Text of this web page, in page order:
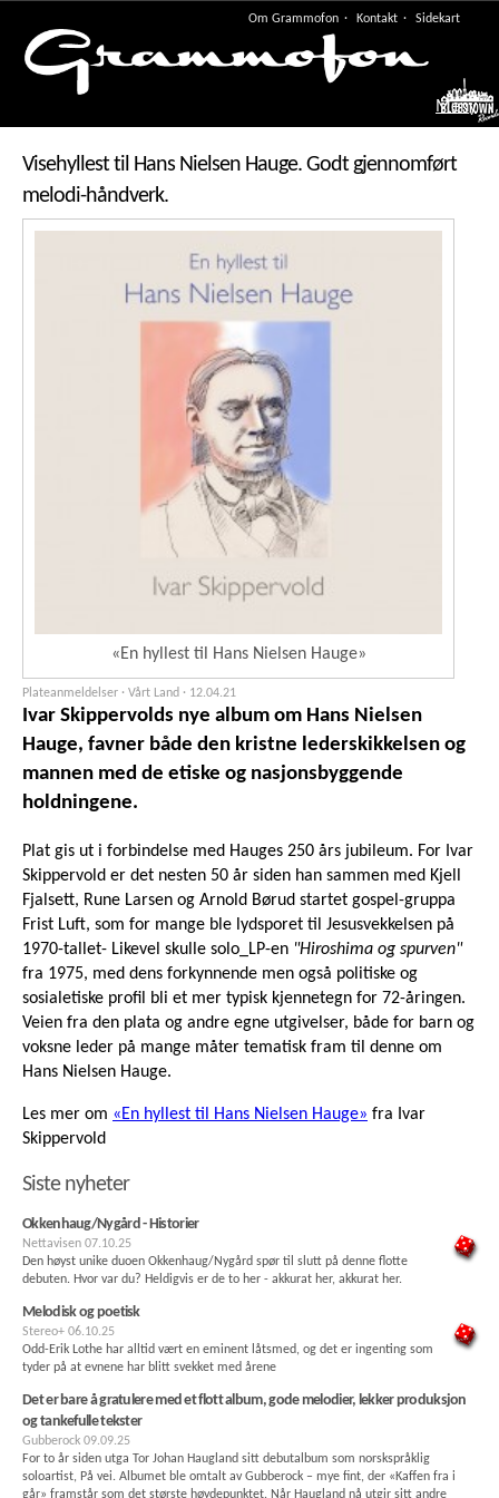
Om Grammofon Kontakt Sidekart
Meny
Visehyllest til Hans Nielsen Hauge. Godt gjennomført
melodi-håndverk.
«En hyllest til Hans Nielsen Hauge»
Plateanmeldelser · Vårt Land · 12.04.21
Ivar Skippervolds nye album om Hans Nielsen
Hauge, favner både den kristne lederskikkelsen og
mannen med de etiske og nasjonsbyggende
holdningene.
Plat gis ut i forbindelse med Hauges 250 års jubileum. For Ivar
Skippervold er det nesten 50 år siden han sammen med Kjell
Fjalsett, Rune Larsen og Arnold Børud startet gospel-gruppa
Frist Luft, som for mange ble lydsporet til Jesusvekkelsen på
1970-tallet- Likevel skulle solo_LP-en "Hiroshima og spurven"
fra 1975, med dens forkynnende men også politiske og
sosialetiske profil bli et mer typisk kjennetegn for 72-åringen.
Veien fra den plata og andre egne utgivelser, både for barn og
voksne leder på mange måter tematisk fram til denne om
Hans Nielsen Hauge.
Les mer om «En hyllest til Hans Nielsen Hauge» fra Ivar
Skippervold
Siste nyheter
Okkenhaug/Nygård - Historier
Nettavisen 07.10.25
Den høyst unike duoen Okkenhaug/Nygård spør til slutt på denne flotte
debuten. Hvor var du? Heldigvis er de to her - akkurat her, akkurat her.
Melodisk og poetisk
Stereo+ 06.10.25
Odd-Erik Lothe har alltid vært en eminent låtsmed, og det er ingenting som
tyder på at evnene har blitt svekket med årene
Det er bare å gratulere med et flott album, gode melodier, lekker produksjon
og tankefulle tekster
Gubberock 09.09.25
For to år siden utga Tor Johan Haugland sitt debutalbum som norskspråklig
soloartist, På vei. Albumet ble omtalt av Gubberock – mye fint, der «Kaffen fra i
går» framstår som det største høydepunktet. Når Haugland nå utgir sitt andre